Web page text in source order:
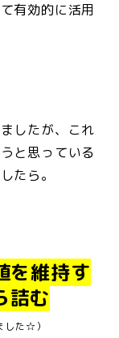
有効的に活用
したが、これ
と思っている
たら。
を維持す
詰む
した☆）